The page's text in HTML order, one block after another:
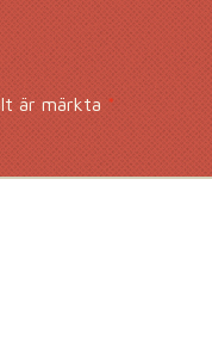
är märkta*